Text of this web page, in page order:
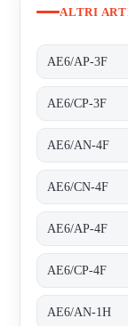
ALTRI
AE6/AP-3F
AE6/CP-3F
AE6/AN-4F
AE6/CN-4F
AE6/AP-4F
AE6/CP-4F
AE6/AN-1H